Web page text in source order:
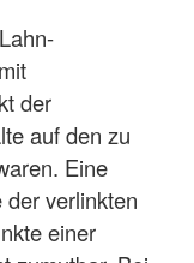
der
auf den zu
Eine
der verlinkten
einer